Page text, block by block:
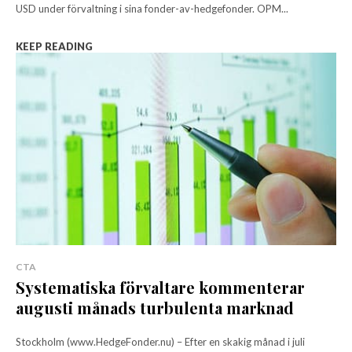
USD under förvaltning i sina fonder-av-hedgefonder. OPM...
KEEP READING
CTA
Systematiska förvaltare kommenterar
augusti månads turbulenta marknad
Stockholm (www.HedgeFonder.nu) – Efter en skakig månad i juli